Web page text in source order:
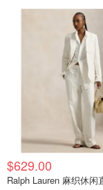
$629.00
Ralph Lauren 麻织休闲